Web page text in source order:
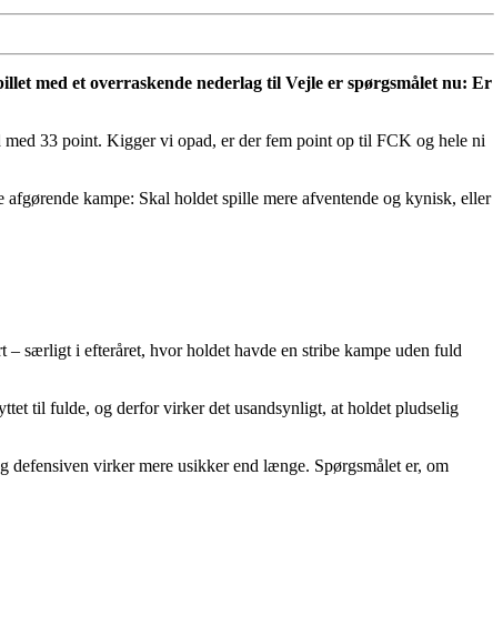
med et overraskende nederlag til Vejle er spørgsmålet nu: Er
33 point. Kigger vi opad, er der fem point op til FCK og hele ni
kampe: Skal holdet spille mere afventende og kynisk, eller
særligt i efteråret, hvor holdet havde en stribe kampe uden fuld
til fulde, og derfor virker det usandsynligt, at holdet pludselig
virker mere usikker end længe. Spørgsmålet er, om